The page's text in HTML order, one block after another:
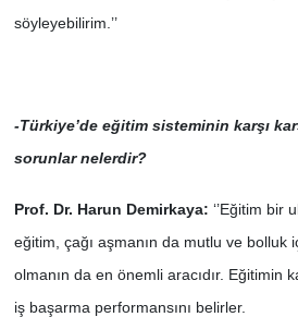
söyleyebilirim.’’
-Türkiye’de eğitim sisteminin karşı
sorunlar nelerdir?
Prof. Dr. Harun Demirkaya: ‘’Eğitim bir
eğitim, çağı aşmanın da mutlu ve bolluk
olmanın da en önemli aracıdır. Eğitimin
iş başarma performansını belirler.